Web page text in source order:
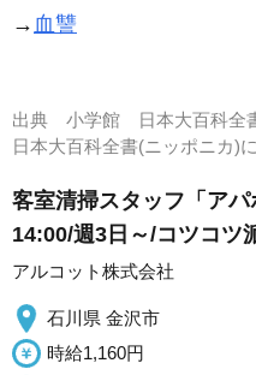
→ 血讐
出典 小学館 日本大百科全
日本大百科全書(ニッポニカ
客室清掃スタッフ「ア
14:00/週3日～/コツコツ
アルコット株式会社
石川県 金沢市
時給1,160円